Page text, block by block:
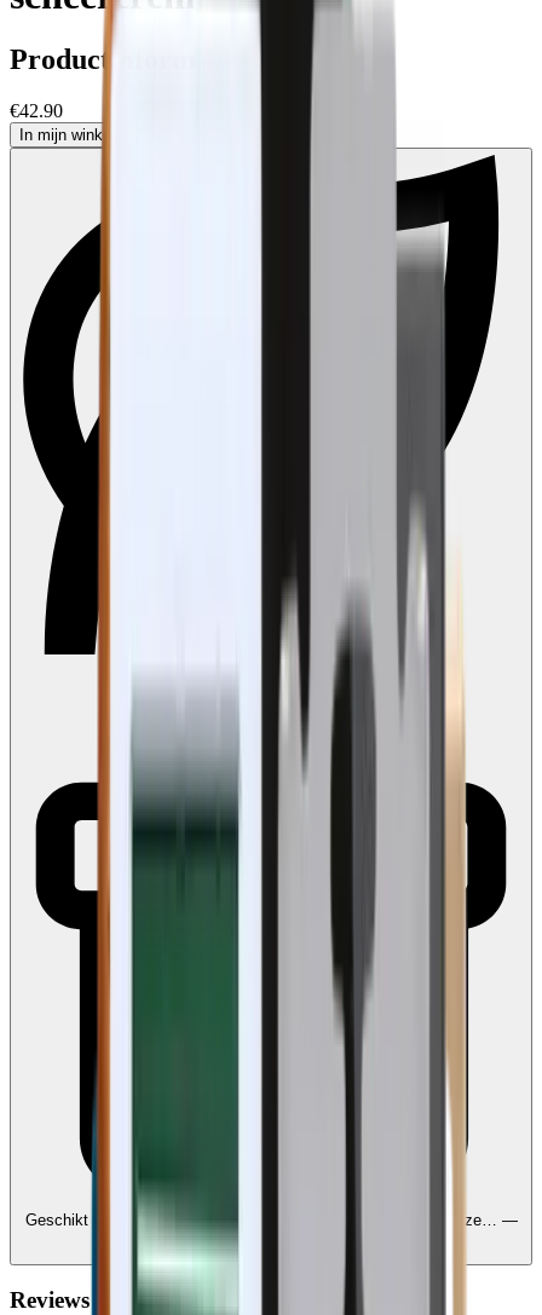
Productinformatie
€42.90
In mijn winkelwagen
Geschikt voor Ecocheques en Cadeaucheques
Edenred, Monizze… —
koppel uw rekeningen
Reviews